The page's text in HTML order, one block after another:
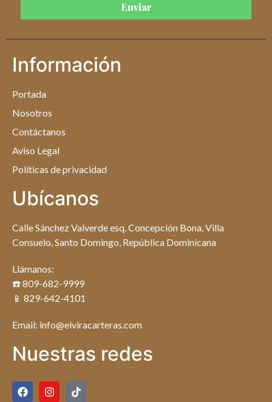
Enviar
Información
Portada
Nosotros
Contáctanos
Aviso Legal
Políticas de privacidad
Ubícanos
Calle Sánchez Valverde esq. Concepción Bona, Villa
Consuelo, Santo Domingo, República Dominicana
Llámanos:
☎️ 809-682-9999
📱 829-642-4101
Email: info@elviracarteras.com
Nuestras redes